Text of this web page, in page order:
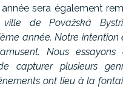
sera également
ville de Považská
année. Notre intention
Nous essayons
capturer plusieurs
ont lieu à la